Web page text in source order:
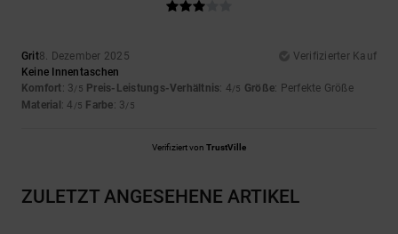
Grit8. Dezember 2025
Verifizierter Kauf
Keine Innentaschen
Komfort: 3/5 Preis-Leistungs-Verhältnis: 4/5 Größe: Perfekte Größe
Material : 4 /5 Farbe: 3/5
Verifiziert von TrustVille
ZULETZT ANGESEHENE ARTIKEL